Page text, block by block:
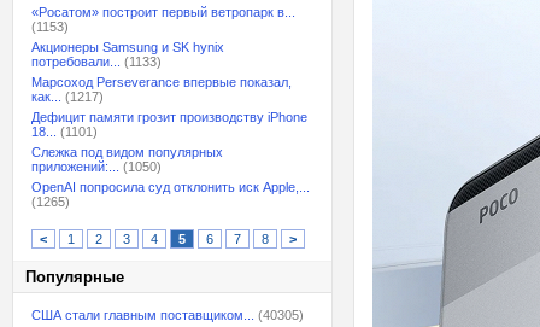
«Росатом» построит первый ветропарк в...
(1153)
Акционеры Samsung и SK hynix
потребовали...
(1133)
Марсоход Perseverance впервые показал,
как...
(1217)
Дефицит памяти грозит производству iPhone
18...
(1101)
Слежка под видом популярных
приложений:...
(1050)
OpenAI попросила суд отклонить иск Apple,...
(1265)
< 1 2 3 4 5 6 7 8 >
Популярные
США стали главным поставщиком...
(40305)